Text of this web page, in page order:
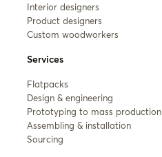
Interior designers
Product designers
Custom woodworkers
Services
Flatpacks
Design & engineering
Prototyping to mass production
Assembling & installation
Sourcing